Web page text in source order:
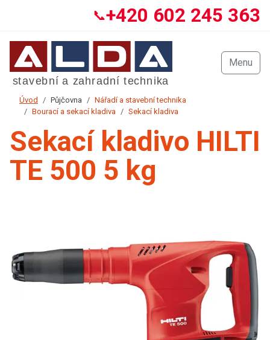
📞+420 602 245 363
Menu
Úvod Půjčovna
Nářadí a stavební technika
Bourací a sekací kladiva
Sekací kladiva
Sekací kladivo HILTI
TE 500 5 kg